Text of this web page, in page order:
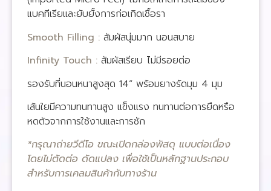
แบคทีเรียและยับยั้งการก่อเกิดเชื้อรา
Smooth Filling : สัมผัสนุ่มมาก นอนสบาย
Infinity Touch : สัมผัสเรียบ ไม่มีรอยต่อ
รองรับที่นอนหนาสูงสุด 14” พร้อมยางรัดมุม 4 มุม
เส้นใยมีความทนทานสูง แข็งแรง ทนทานต่อการยืดหรือ
หดตัวจากการใช้งานและการซัก
*กรุณาถ่ายวีดีโอ ขณะเปิดกล่องพัสดุ แบบต่อเนื่อง
โดยไม่ตัดต่อ ดัดแปลง เพื่อใช้เป็นหลักฐานประกอบ
สำหรับการเคลมสินค้ากับทางร้าน